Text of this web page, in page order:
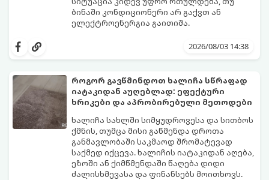
ბინაში კონდიციონერი არ გაქვთ ან
ელექტროენერგია გაითიშა.
კანონები და გამოცდილი ყოფითი ხრიკები,
სასიამოვნო სიგრილე სპეციალური
ტექნიკის გარეშეც.
გთავაზობთ 10 საუკეთესო და
ხელმისაწვდომ მეთოდს:
2026/08/03 14:38
როგორ გავწმინდოთ ხალიჩა სწრაფად
იატაკიდან აუღებლად: ეფექტური
ხრიკები და აპრობირებული მეთოდები
ხალიჩა სახლში სიმყუდროვესა და სითბოს
ქმნის, თუმცა მისი გაწმენდა დროთა
განმავლობაში საკმაოდ შრომატევად
საქმედ იქცევა. ხალიჩის იატაკიდან აღება,
ეზოში ან ქიმწმენდაში წაღება დიდი
ძალისხმევასა და ფინანსებს მოითხოვს.